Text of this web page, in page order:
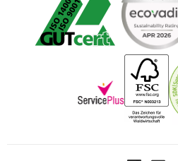
Verpacken & Versenden
Vertrag widerrufen
Impressum
Karriere
Mastercard
Vorkasse